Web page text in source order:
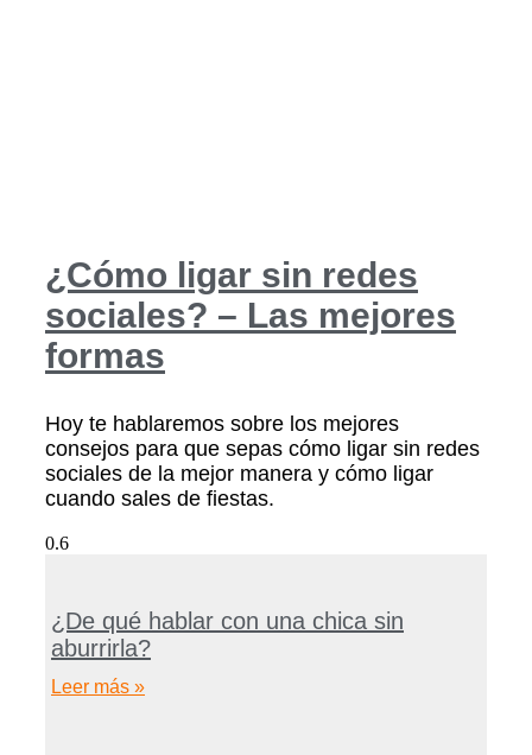
¿Cómo ligar sin redes
sociales? – Las mejores
formas
Hoy te hablaremos sobre los mejores
consejos para que sepas cómo ligar sin redes
sociales de la mejor manera y cómo ligar
cuando sales de fiestas.
¿De qué hablar con una chica sin
aburrirla?
Leer más »